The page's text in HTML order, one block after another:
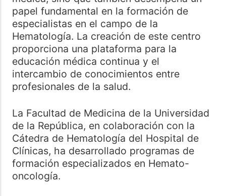
papel fundamental en la formación de
especialistas en el campo de la
Hematología. La creación de este centro
proporciona una plataforma para la
educación médica continua y el
intercambio de conocimientos entre
profesionales de la salud.
La Facultad de Medicina de la Universidad
de la República, en colaboración con la
Cátedra de Hematología del Hospital de
Clínicas, ha desarrollado programas de
formación especializados en Hemato-
oncología.